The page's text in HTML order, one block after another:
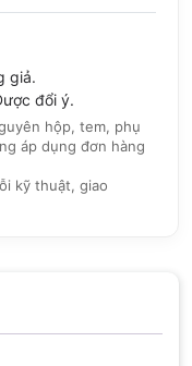
giả.
đổi ý.
hộp, tem, phụ
áp dụng đơn hàng
kỹ thuật, giao